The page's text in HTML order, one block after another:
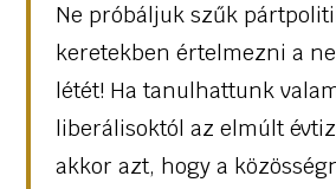
Ne próbáljuk szűk
keretekben értelmezni a
létét! Ha tanulhattunk
liberálisoktól az elmúlt
akkor azt, hogy a